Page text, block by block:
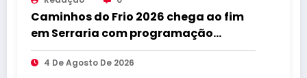
Caminhos do Frio 2026 chega ao fim
em Serraria com programação
marcada por cultura e gastronomia
4 De Agosto De 2026